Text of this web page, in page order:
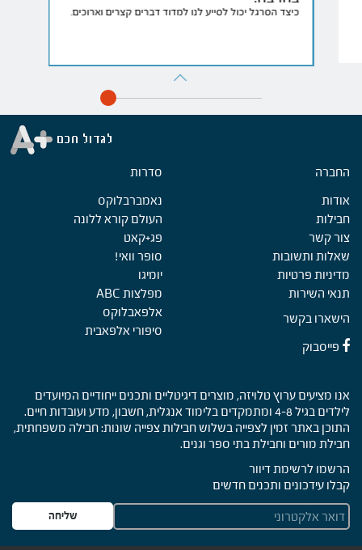
כיצד הסרגל יכול לסייע לנו למדוד דברים קצרים וארוכים.
Footer
החברה
אודות
חבילות
צור קשר
שאלות ותשובות
מדיניות פרטיות
תנאי השירות
הישארו בקשר
פייסבוק
סדרות
נאמברבלוקס
העולם קורא ללונה
פג+קאט
סופר וואי!
יומיגו
מפלצות ABC
אלפאבלוקס
סיפורי אלפאבית
אנו מציעים ערוץ טלויזה, מוצרים דיגיטליים ותכנים ייחודיים המיועדים
לילדים בגיל 4-8 ומתמקדים בלימוד אנגלית, חשבון, מדע ועובדות חיים.
התוכן באתר זמין לצפייה בשלוש חבילות צפייה שונות: חבילה משפחתית,
חבילת מורים וחבילת בתי ספר וגנים.
הרשמו לרשימת דיוור
קבלו עידכונים ותכנים חדשים
E
m
שליחה